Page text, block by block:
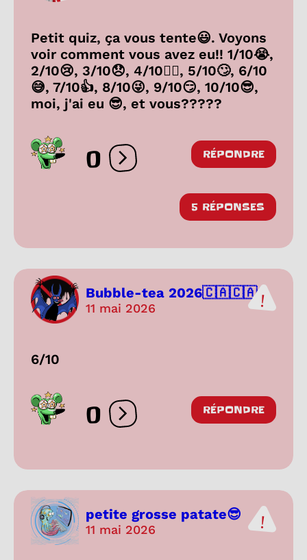
Petit quiz, ça vous tente😃. Voyons
voir comment vous avez eu!! 1/10😭,
2/10😢, 3/10😞, 4/10😵‍💫, 5/10🙄, 6/10
😅, 7/10👍, 8/10😜, 9/10😏, 10/10😎,
moi, j'ai eu 😎, et vous?????
0 Ouvrir les réactions
RÉPONDRE
5 RÉPONSES
Bubble-tea 2026🇨🇦🇨🇦
11 mai 2026
6/10
0 Ouvrir les réactions
RÉPONDRE
petite grosse patate😎
11 mai 2026